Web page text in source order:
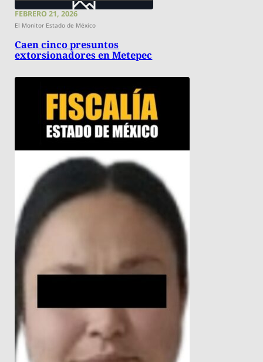
FEBRERO 21, 2026
El Monitor Estado de México
Caen cinco presuntos
extorsionadores en Metepec